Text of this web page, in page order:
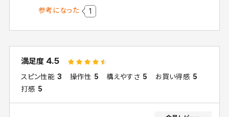
参考になった 1
満足度 4.5
スピン性能 3 操作性 5 構えやすさ 5 お買い得感 5
打感 5